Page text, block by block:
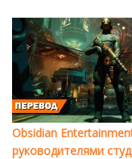
Obsidian
руководителями